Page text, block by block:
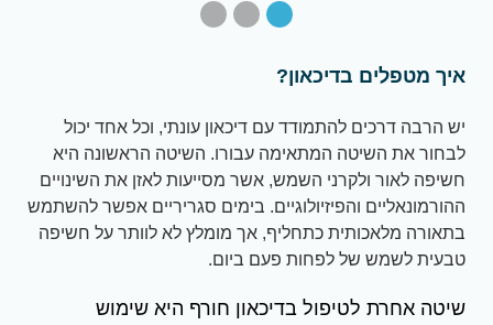
איך מטפלים בדיכאון?
יש הרבה דרכים להתמודד עם דיכאון עונתי, וכל אחד יכול
חשיפה לאור ולקרני השמש, אשר מסייעות לאזן את השינויים
בתאורה מלאכותית כתחליף, אך מומלץ לא לוותר על חשיפה